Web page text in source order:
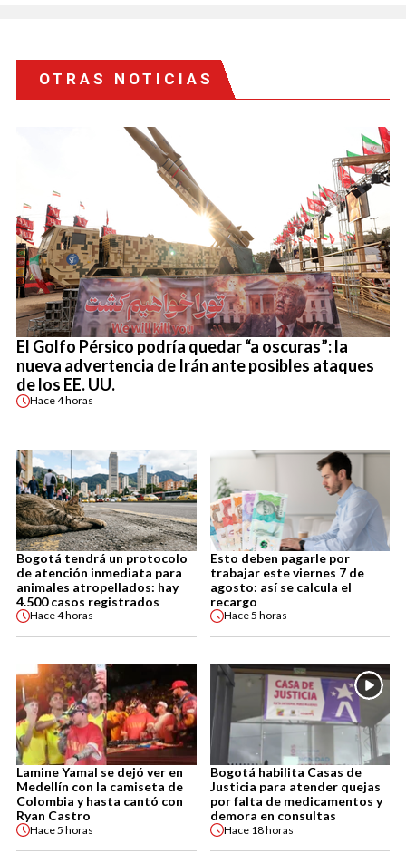
OTRAS NOTICIAS
El Golfo Pérsico podría quedar “a oscuras”: la
nueva advertencia de Irán ante posibles ataques
de los EE. UU.
Hace4 horas
Bogotá tendrá un protocolo
de atención inmediata para
animales atropellados: hay
4.500 casos registrados
Hace4 horas
Esto deben pagarle por
trabajar este viernes 7 de
agosto: así se calcula el
recargo
Hace5 horas
Lamine Yamal se dejó ver en
Medellín con la camiseta de
Colombia y hasta cantó con
Ryan Castro
Hace5 horas
Bogotá habilita Casas de
Justicia para atender quejas
por falta de medicamentos y
demora en consultas
Hace 18 horas